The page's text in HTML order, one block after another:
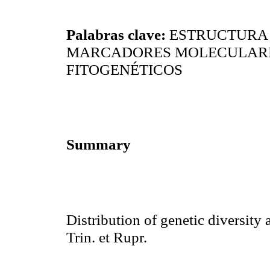
Palabras clave:
MARCADORES
FITOGENÉTICOS
Summary
Distribution of genetic diversity
Trin. et Rupr.